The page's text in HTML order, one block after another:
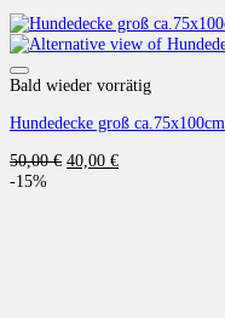
Bald wieder vorrätig
Hundedecke groß ca.75x100cm
50,00€ Ursprünglicher
40,00 €Aktueller
-15%